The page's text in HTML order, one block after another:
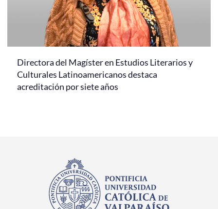
Directora del Magíster en Estudios Literarios y
Culturales Latinoamericanos destaca
acreditación por siete años